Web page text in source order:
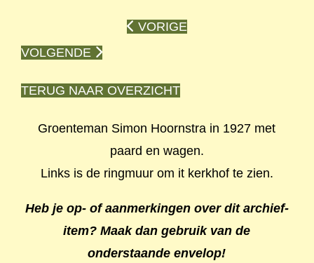
VORIGE
VOLGENDE
TERUG NAAR OVERZICHT
Groenteman Simon Hoornstra in 1927 met
paard en wagen.
Links is de ringmuur om it kerkhof te zien.
Heb je op- of aanmerkingen over dit archief-
item? Maak dan gebruik van de
onderstaande envelop!